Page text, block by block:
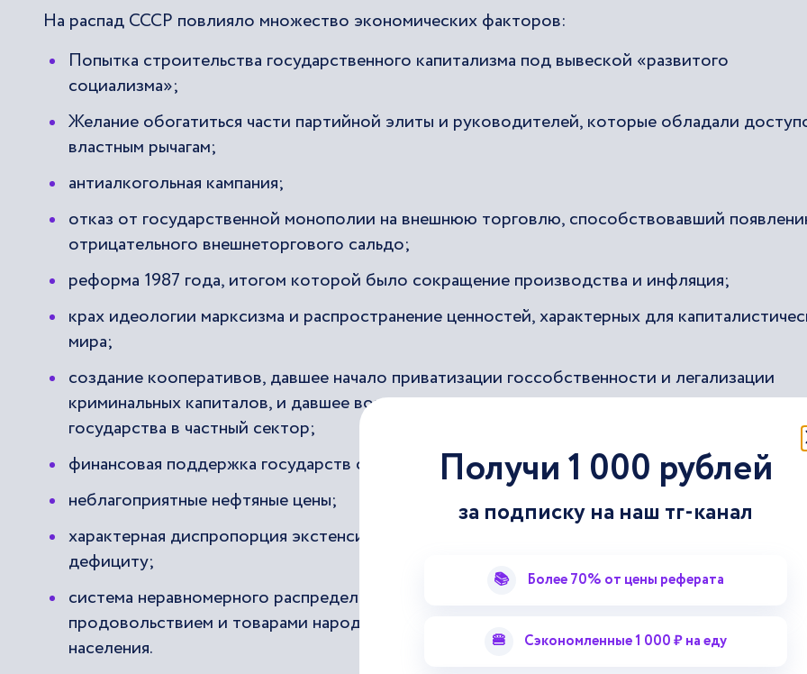
На распад СССР повлияло множество экономических факторов:
Попытка строительства государственного капитализма под вывеской «развитого
социализма»;
Желание обогатиться части партийной элиты и руководителей, которые обладали
властным рычагам;
антиалкогольная кампания;
отказ от государственной монополии на внешнюю торговлю, способствовавший
отрицательного внешнеторгового сальдо;
реформа 1987 года, итогом которой было сокращение производства и инфляция;
крах идеологии марксизма и распространение ценностей, характерных для
мира;
создание кооперативов, давшее начало приватизации госсобственности и легализации
криминальных капиталов, и давшее возможность для перекачивания государственных
государства в частный сектор;
финансовая поддержка государств социалистического лагеря и стран «молодых
неблагоприятные нефтяные цены;
характерная диспропорция экстенсивной экономики, которая приводила к товарному
дефициту;
система неравномерного распределения в снабжении столичных центров и регионов
продовольствием и товарами народного потребления, и вызванное этим недовольство
населения.
Получи 1 000 рублей
за подписку на наш тг-канал
📚 Более 70% от цены реферата
🍔 Сэкономленные 1 000 ₽ на еду